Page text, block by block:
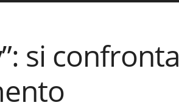
si confronta